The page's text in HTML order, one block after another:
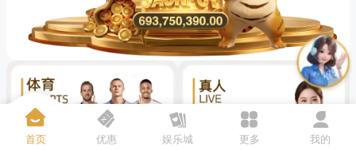
首页 优惠 娱乐城 更多 我的